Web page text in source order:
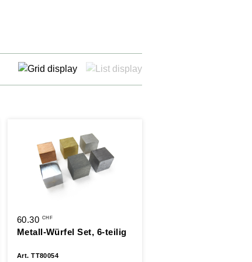
60.30 CHF
Metall-Würfel Set, 6-teilig
Art. TT80054